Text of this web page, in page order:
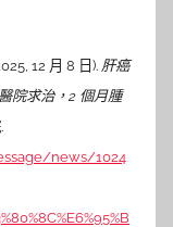
12 月 8 日). 肝癌
院求治，2 個月腫
news/1024